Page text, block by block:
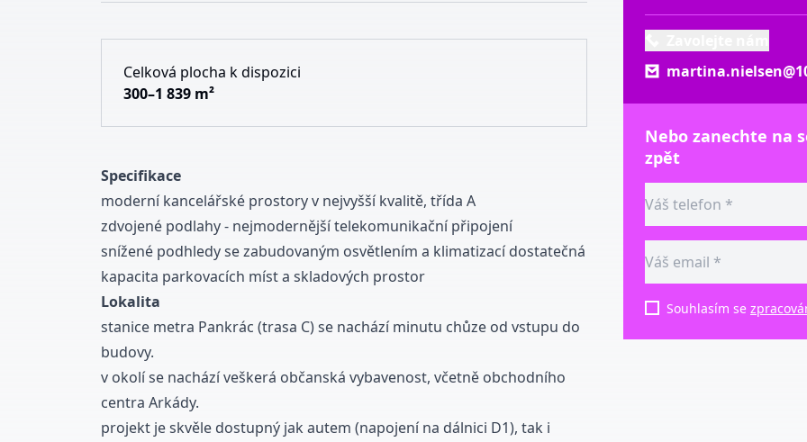
Celková plocha k dispozici
300–1 839 m²
Specifikace
moderní kancelářské prostoryv nejvyšší kvalitě, třída A
zdvojené podlahy - nejmodernější telekomunikační připojení
snížené podhledy se zabudovaným osvětlením a klimatizací dostatečná
kapacita parkovacích míst a skladových prostor
Lokalita
stanice metra Pankrác (trasa C) se nachází minutu chůze od vstupu do
budovy.
v okolí se nachází veškerá občanská vybavenost, včetně obchodního
centra Arkády.
projekt je skvěle dostupný jak autem (napojení na dálnici D1), tak i
Nebo zanechte na
zpět
Souhlasím se